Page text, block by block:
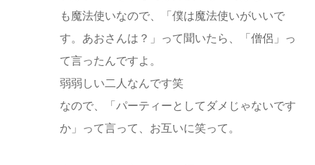
も魔法使いなので、「僕は魔法使いがいいで
す。あおさんは？」って聞いたら、「僧侶」っ
て言ったんですよ。
弱弱しい二人なんです笑
なので、「パーティーとしてダメじゃないです
か」って言って、お互いに笑って。